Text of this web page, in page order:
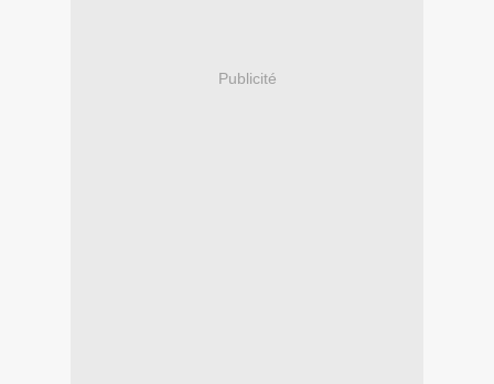
Publicité